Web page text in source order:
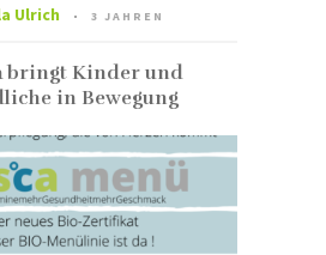
Ulrich 3 JAHREN
bringt Kinder und
in Bewegung